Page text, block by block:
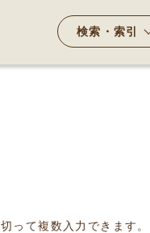
検索・索引
って複数入力できます